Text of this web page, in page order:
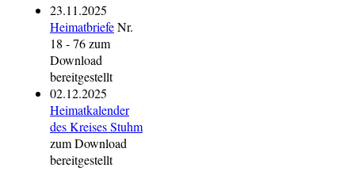
23.11.2025
HeimatbriefeNr.
18 - 76 zum
Download
bereitgestellt
02.12.2025
Heimatkalender
des Kreises Stuhm
zum Download
bereitgestellt